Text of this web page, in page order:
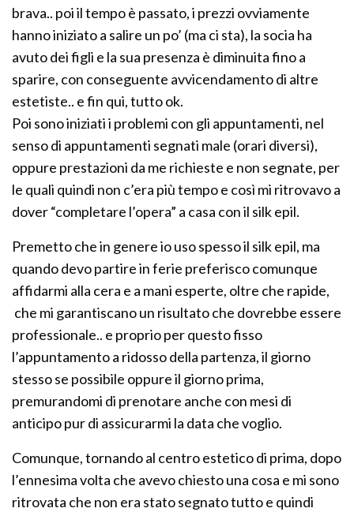
brava.. poi il tempo è passato, i prezzi ovviamente
hanno iniziato a salire un po’ (ma ci sta), la socia ha
avuto dei figli e la sua presenza è diminuita fino a
sparire, con conseguente avvicendamento di altre
estetiste.. e fin qui, tutto ok.
Poi sono iniziati i problemi con gli appuntamenti, nel
senso di appuntamenti segnati male (orari diversi),
oppure prestazioni da me richieste e non segnate, per
le quali quindi non c’era più tempo e così mi ritrovavo a
dover “completare l’opera” a casa con il silk epil.
Premetto che in genere io uso spesso il silk epil, ma
quando devo partire in ferie preferisco comunque
affidarmi alla cera e a mani esperte, oltre che rapide,
che mi garantiscano un risultato che dovrebbe essere
professionale.. e proprio per questo fisso
l’appuntamento a ridosso della partenza, il giorno
stesso se possibile oppure il giorno prima,
premurandomi di prenotare anche con mesi di
anticipo pur di assicurarmi la data che voglio.
Comunque, tornando al centro estetico di prima, dopo
l’ennesima volta che avevo chiesto una cosa e mi sono
ritrovata che non era stato segnato tutto e quindi